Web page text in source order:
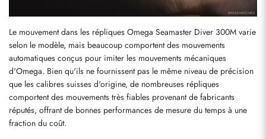
Le mouvement dans les répliques Omega Seamaster Diver 300M varie
selon le modèle, mais beaucoup comportent des mouvements
automatiques conçus pour imiter les mouvements mécaniques
d'Omega. Bien qu'ils ne fournissent pas le même niveau de précision
que les calibres suisses d'origine, de nombreuses répliques
comportent des mouvements très fiables provenant de fabricants
réputés, offrant de bonnes performances de mesure du temps à une
fraction du coût.